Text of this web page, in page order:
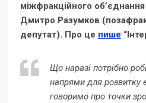
міжфракційного
Дмитро Разумков
депутат). Про це пише
Що наразі потрібно
напрями для
говоримо про точки